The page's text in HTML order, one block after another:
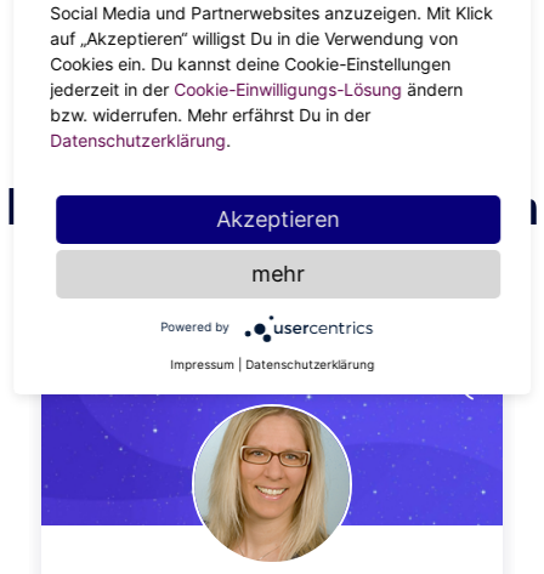
Als Erdzeichen bist du geerdet und praktisch veranlagt. Du
brauchst Lebensmittel, die satt und zufriedenstellend sind.
Pflanze Wurzelgemüse wie Kartoffeln und Karotten, aber
auch Zucchini und Kürbis.
Finde deinen Astrologen
ANZEIGE
Social Media und Partnerwebsites anzuzeigen. Mit Klick
auf „Akzeptieren“ willigst Du in die Verwendung von
Cookies ein. Du kannst deine Cookie-Einstellungen
jederzeit in der Cookie-Einwilligungs-Lösung ändern
bzw. widerrufen. Mehr erfährst Du in der
Datenschutzerklärung.
Akzeptieren
mehr
Powered by
Impressum Datenschutzerklärung